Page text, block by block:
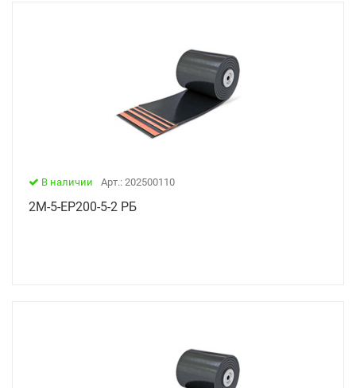
В наличии Арт.: 202500110
2М-5-ЕР200-5-2 РБ